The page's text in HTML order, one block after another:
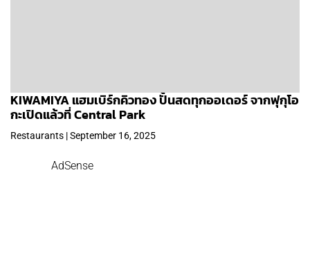
KIWAMIYA แฮมเบิร์กคิวทอง ปั้นสดทุกออเดอร์ จากฟุกุโอ
กะเปิดแล้วที่ Central Park
Restaurants | September 16, 2025
AdSense